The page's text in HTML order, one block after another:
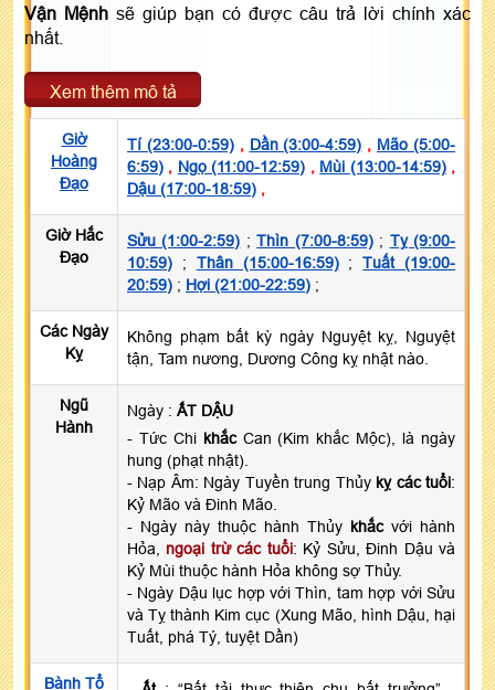
Vận Mệnh sẽ giúp bạn có được câu trả lời chính xác
nhất.
Xem thêm mô tả
Giờ
Hoàng
Đạo
Tí (23:00-0:59), Dần (3:00-4:59) , Mão (5:00-
6:59) , Ngọ (11:00-12:59) , Mùi (13:00-14:59),
Dậu (17:00-18:59) ,
Giờ Hắc
Đạo
Sửu (1:00-2:59) ;Thìn (7:00-8:59); Tỵ (9:00-
10:59) ; Thân (15:00-16:59);Tuất (19:00-
20:59) ; Hợi (21:00-22:59) ;
Các Ngày
Kỵ
Không phạm bất kỳ ngày Nguyệt kỵ, Nguyệt
tận, Tam nương, Dương Công kỵ nhật nào.
Ngũ
Hành
Ngày : ẤT DẬU
- Tức Chi khắcCan (Kim khắc Mộc), là ngày
hung (phạt nhật).
- Nạp Âm: Ngày Tuyền trung Thủy kỵ các tuổi:
Kỷ Mão và Đinh Mão.
- Ngày này thuộc hành Thủy khắcvới hành
Hỏa, ngoại trừ các tuổi: Kỷ Sửu, Đinh Dậu và
Kỷ Mùi thuộc hành Hỏa không sợ Thủy.
- Ngày Dậu lục hợp với Thìn, tam hợp với Sửu
và Tỵ thành Kim cục (Xung Mão, hình Dậu, hại
Tuất, phá Tý, tuyệt Dần)
Bành Tổ